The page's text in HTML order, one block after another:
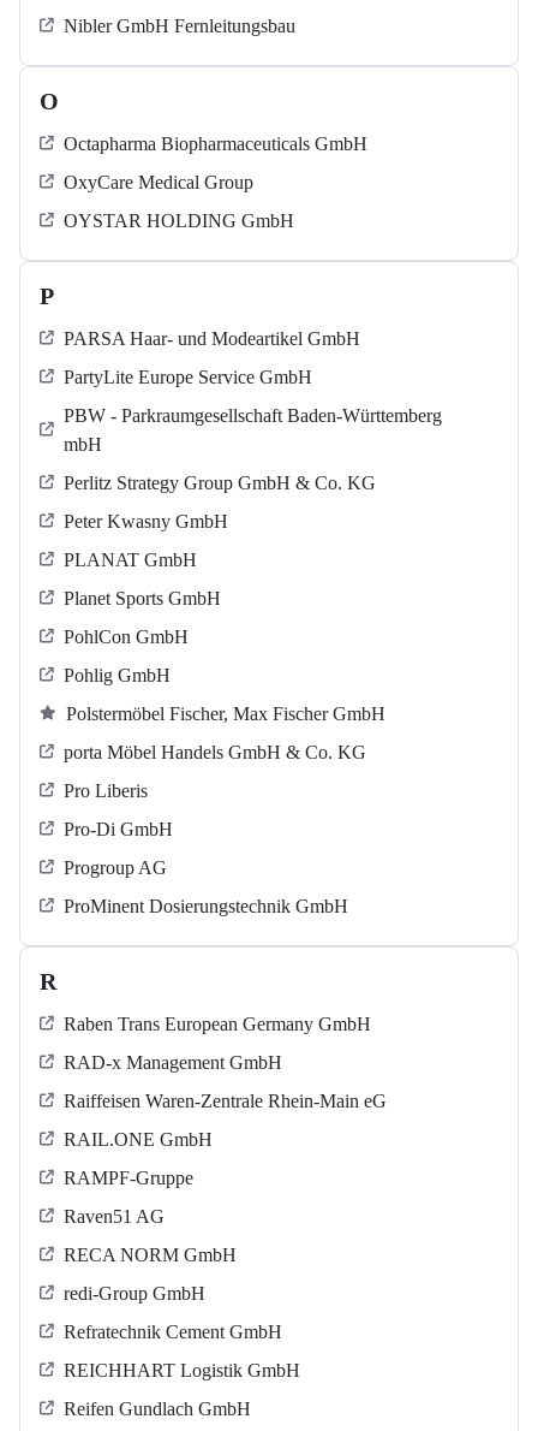
Nibler GmbH Fernleitungsbau
O
Octapharma Biopharmaceuticals GmbH
OxyCare Medical Group
OYSTAR HOLDING GmbH
P
PARSA Haar- und Modeartikel GmbH
PartyLite Europe Service GmbH
PBW - Parkraumgesellschaft Baden-Württemberg
mbH
Perlitz Strategy Group GmbH & Co. KG
Peter Kwasny GmbH
PLANAT GmbH
Planet Sports GmbH
PohlCon GmbH
Pohlig GmbH
Polstermöbel Fischer, Max Fischer GmbH
porta Möbel Handels GmbH & Co. KG
Pro Liberis
Pro-Di GmbH
Progroup AG
ProMinent Dosierungstechnik GmbH
R
Raben Trans European Germany GmbH
RAD-x Management GmbH
Raiffeisen Waren-Zentrale Rhein-Main eG
RAIL.ONE GmbH
RAMPF-Gruppe
Raven51 AG
RECA NORM GmbH
redi-Group GmbH
Refratechnik Cement GmbH
REICHHART Logistik GmbH
Reifen Gundlach GmbH